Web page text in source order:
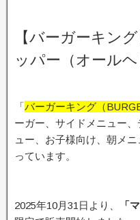
【バーガーキン
ッパー（オール
「バーガーキング（
ーガー、サイドメニュー
ュー、お子様向け、朝メ
っています。
2025年10月31日より、 「